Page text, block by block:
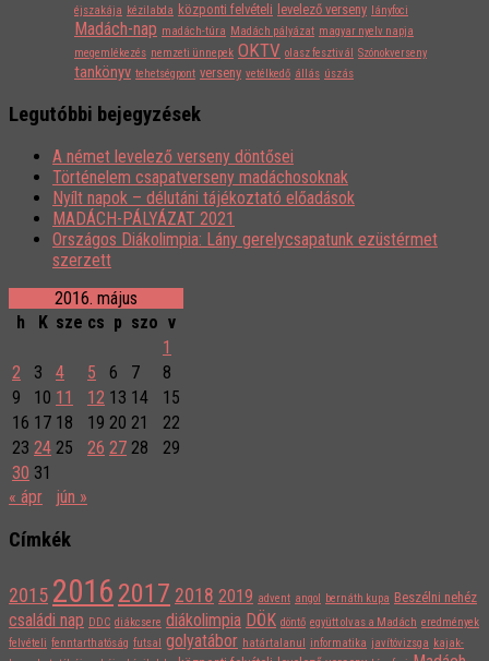
éjszakája kézilabda központi felvételi levelező verseny lányfoci
Madách-nap madách-túra Madách pályázat magyar nyelv napja
megemlékezés nemzeti ünnepek OKTV olasz fesztivál Szónokverseny
tankönyv tehetségpont verseny vetélkedő állás úszás
Legutóbbi bejegyzések
A német levelező verseny döntősei
Történelem csapatverseny madáchosoknak
Nyílt napok – délutáni tájékoztató előadások
MADÁCH-PÁLYÁZAT 2021
Országos Diákolimpia: Lány gerelycsapatunk ezüstérmet
szerzett
2016. május
h
K sze cs p szo v
1
2
3 4 5 6 7
8
9
10 11 12 13 14
15
16 17 18 19 20 21
22
23 24 25 26 27 28
29
30 31
« ápr
jún »
Címkék
2015 2016 2017 2018 2019 advent angol bernáth kupa Beszélni nehéz
családi nap DDC diákcsere diákolimpia DÖK döntő együtt olvas a Madách eredmények
felvételi fenntarthatóság futsal golyatábor határtalanul informatika javítóvizsga kajak-